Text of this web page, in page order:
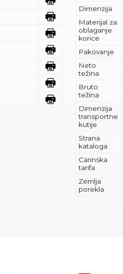
Dimenzija
Materijal za
oblaganje
korice
Pakovanje
Neto
težina
Bruto
težina
Dimenzija
transportne
kutije
Strana
kataloga
Carinska
tarifa
Zemlja
porekla